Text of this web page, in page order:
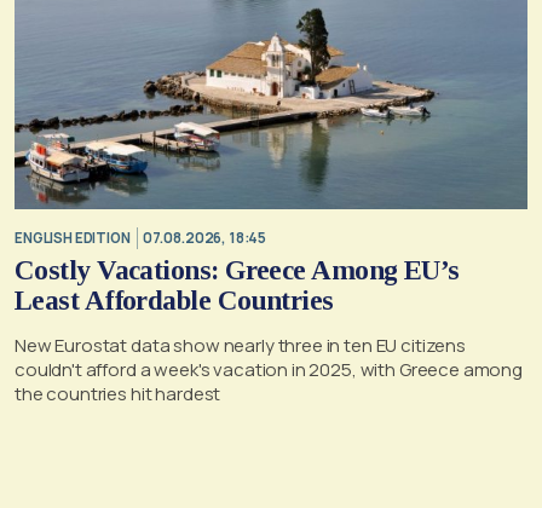
ENGLISH EDITION 07.08.2026, 18:45
Costly Vacations: Greece Among EU’s
Least Affordable Countries
New Eurostat data show nearly three in ten EU citizens
couldn't afford a week's vacation in 2025, with Greece among
the countries hit hardest